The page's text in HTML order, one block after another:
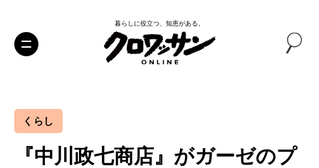
暮らしに役立つ、知恵がある。
くらし
『中川政七商店』がガーゼのプ